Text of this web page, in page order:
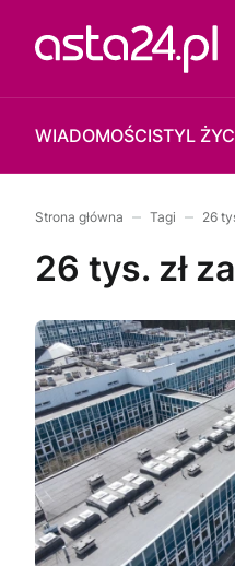
WIADOMOŚCISTYL
Strona główna Tagi 26
26 tys. zł